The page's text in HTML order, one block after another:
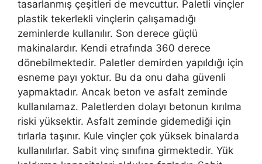
tasarlanmış çeşitleri de mevcuttur. Paletli vinçler
plastik tekerlekli vinçlerin çalışamadığı
zeminlerde kullanılır. Son derece güçlü
makinalardır. Kendi etrafında 360 derece
dönebilmektedir. Paletler demirden yapıldığı için
esneme payı yoktur. Bu da onu daha güvenli
yapmaktadır. Ancak beton ve asfalt zeminde
kullanılamaz. Paletlerden dolayı betonun kırılma
riski yüksektir. Asfalt zeminde gidemediği için
tırlarla taşınır. Kule vinçler çok yüksek binalarda
kullanılırlar. Sabit vinç sınıfına girmektedir. Yük